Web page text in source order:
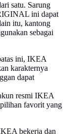
satu. Sarung
ini dapat
itu, kantong
sebagai
ini, IKEA
karakternya
dapat
resmi IKEA
favorit yang
bekerja dan